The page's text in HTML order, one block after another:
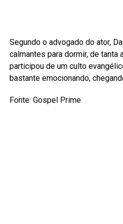
Segundo o advogado do ator,
calmantes para dormir, de tanta
participou de um culto
bastante emocionando,
Fonte: Gospel Prime